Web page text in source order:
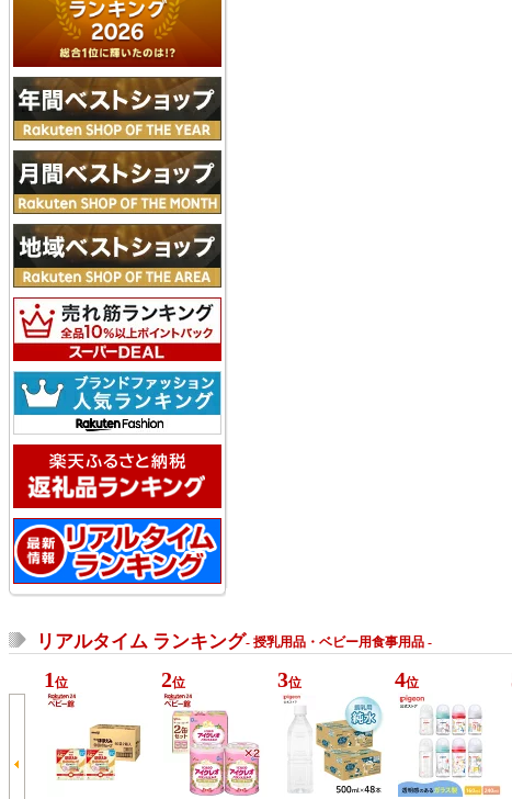
リアルタイム ランキング- 授乳用品・ベビー用食事用品 -
1 位 2位 3位 4位